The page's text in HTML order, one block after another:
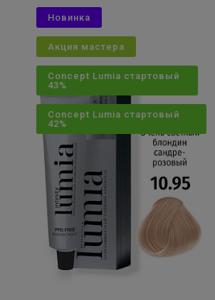
Новинка
Акция мастера
Concept Lumia стартовый
43%
Concept Lumia стартовый
42%